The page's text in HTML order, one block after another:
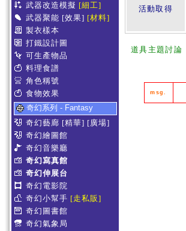
武器改造模擬 [細工]
武器聚能 [效果] [材料]
製衣樣本
打鐵設計圖
可生產物品
料理食譜
角色稱號
食物效果
奇幻系列 - Fantasy
奇幻藝廊 [精華] [廣場]
奇幻繪圖館
奇幻音樂廳
奇幻寫真館
奇幻伸展台
奇幻電影院
奇幻小幫手 [走私販]
奇幻圖書館
奇幻氣象局
活動取得
道具主題討論
msg.